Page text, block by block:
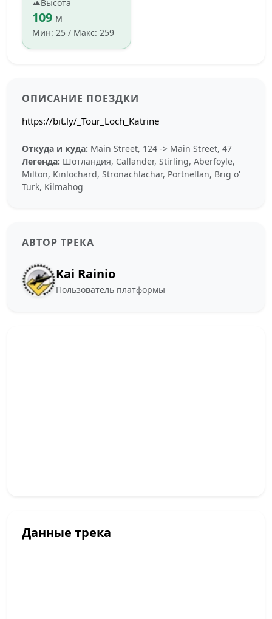
Высота
109 м
Мин: 25 / Макс: 259
ОПИСАНИЕ ПОЕЗДКИ
https://bit.ly/_Tour_Loch_Katrine
Откуда и куда: Main Street, 124 -> Main Street, 47
Легенда: Шотландия, Callander, Stirling, Aberfoyle,
Milton, Kinlochard, Stronachlachar, Portnellan, Brig o'
Turk, Kilmahog
АВТОР ТРЕКА
Kai Rainio
Пользователь платформы
Данные трека